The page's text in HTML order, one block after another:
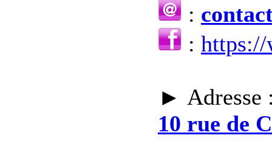
:
:
► Adresse
10 rue de